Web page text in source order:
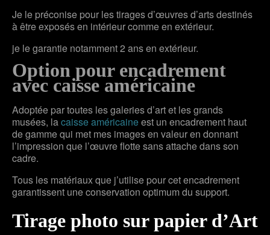
Je le préconise pour les tirages d’œuvres d’arts destinés
à être exposés en intérieur comme en extérieur.
je le garantie notamment 2 ans en extérieur.
Option pour encadrement
avec caisse américaine
Adoptée par toutes les galeries d’art et les grands
musées, lacaisse américaineest un encadrement haut
de gamme qui met mes images en valeur en donnant
l’impression que l’œuvre flotte sans attache dans son
cadre.
Tous les matériaux que j’utilise pour cet encadrement
garantissent une conservation optimum du support.
Tirage photo sur papier d’Art